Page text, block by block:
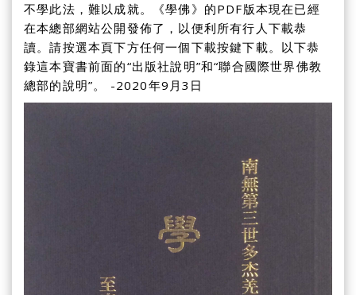
不學此法，難以成就。《學佛》的PDF版本現在已經
在本總部網站公開發佈了，以便利所有行人下載恭
讀。請按選本頁下方任何一個下載按鍵下載。以下恭
錄這本寶書前面的“出版社說明”和“聯合國際世界佛教
總部的說明”。 -2020年9月3日